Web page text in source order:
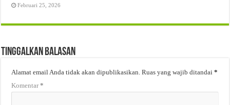
Februari 25, 2026
Tinggalkan Balasan
Alamat email Anda tidak akan dipublikasikan. Ruas yang wajib ditandai*
Komentar*